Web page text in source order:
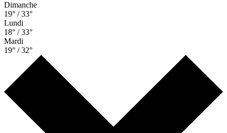
Dimanche
19° / 33°
Lundi
18° / 33°
Mardi
19° / 32°